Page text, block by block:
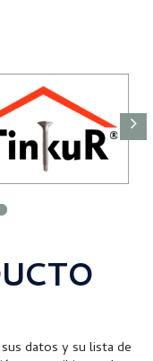
datos y su lista de